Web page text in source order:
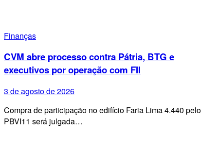
Finanças
CVM abre processo contra Pátria, BTG e
executivos por operação com FII
3 de agosto de 2026
Compra de participação no edifício Faria Lima 4.440 pelo
PBVI11 será julgada…